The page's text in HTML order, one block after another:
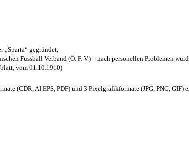
„Sparta“ gegründet;
Fussball Verband (Ö. F. V.) – nach personellen Problemen
vom 01.10.1910)
(CDR, AI EPS, PDF) und 3 Pixelgrafikformate (JPG, PNG, GIF)